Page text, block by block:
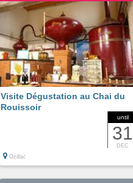
until
31
DEC
Visite Dégustation au Chai du
Rouissoir
Ozillac